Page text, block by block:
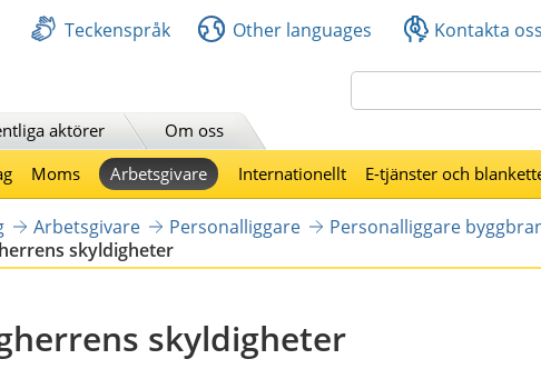
Teckenspråk Other languages Kontakta oss
aktörer
Om oss
Moms Arbetsgivare Internationellt E-tjänster och
Arbetsgivare Personalliggare
Personalliggare
skyldigheter
skyldigheter